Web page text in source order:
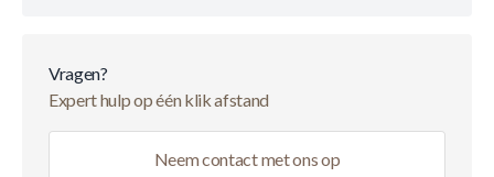
Vragen?
Expert hulp op één klik afstand
Neem contact met ons op